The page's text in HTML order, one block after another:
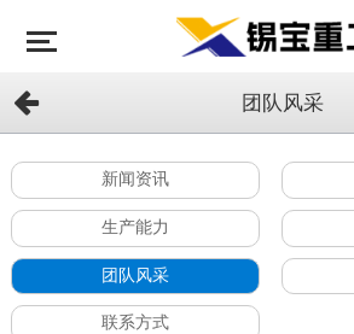
团队风采
新闻资讯
生产能力
团队风采
联系方式